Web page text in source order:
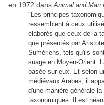
en 1972 dans Animal and Man
"Les principes
ressemblent à ceux
élaborés que ceux de la
que présentés par
Sumériens, tels qu'ils
suage en Moyen-Orient.
basée sur eux. Et selon
médiévaux Arabes, il
d'une manière générale
taxonomiques. Il est